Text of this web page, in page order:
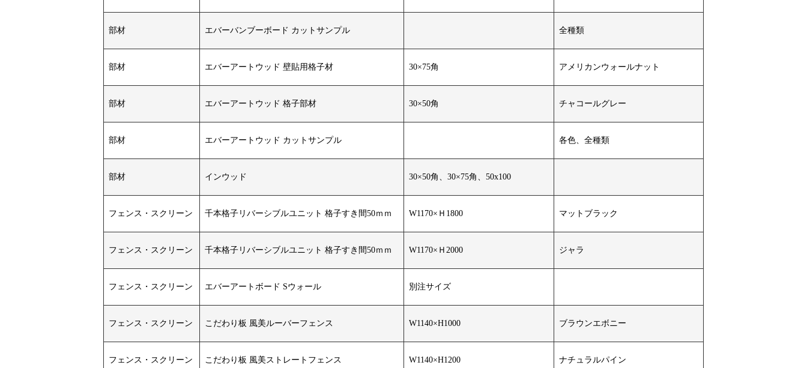
部材 エバーバンブーボード カットサンプル 全種類
部材 エバーアートウッド 壁貼用格子材 30×75角 アメリカンウォールナット
部材 エバーアートウッド 格子部材 30×50角 チャコールグレー
部材 エバーアートウッド カットサンプル 各色、全種類
部材 インウッド 30×50角、30×75角、50x100
フェンス・スクリーン 千本格子リバーシブルユニット 格子すき間50ｍｍ W1170×Ｈ1800 マットブラック
フェンス・スクリーン 千本格子リバーシブルユニット 格子すき間50ｍｍ W1170×Ｈ2000 ジャラ
フェンス・スクリーン エバーアートボード Sウォール 別注サイズ
フェンス・スクリーン こだわり板 風美ルーバーフェンス W1140×H1000 ブラウンエボニー
フェンス・スクリーン こだわり板 風美ストレートフェンス W1140×H1200 ナチュラルパイン